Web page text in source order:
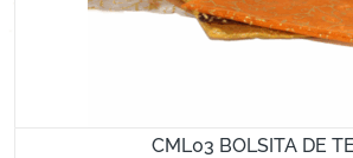
CML03 BOLSITA DE